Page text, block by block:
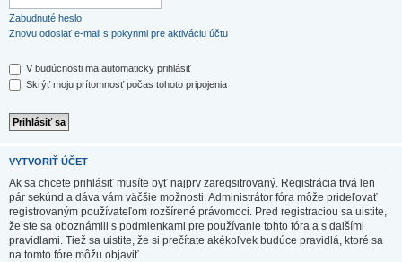
Zabudnuté heslo
Znovu odoslať e-mail s pokynmi pre aktiváciu účtu
V budúcnosti ma automaticky prihlásiť
Skrýť moju prítomnosť počas tohoto pripojenia
VYTVORIŤ ÚČET
Ak sa chcete prihlásiť musíte byť najprv zaregsitrovaný. Registrácia trvá len
pár sekúnd a dáva vám väčšie možnosti. Administrátor fóra môže prideľovať
registrovaným používateľom rozšírené právomoci. Pred registraciou sa uistite,
že ste sa oboznámili s podmienkami pre používanie tohto fóra a s dalšími
pravidlami. Tiež sa uistite, že si prečítate akékoľvek budúce pravidlá, ktoré sa
na tomto fóre môžu objaviť.